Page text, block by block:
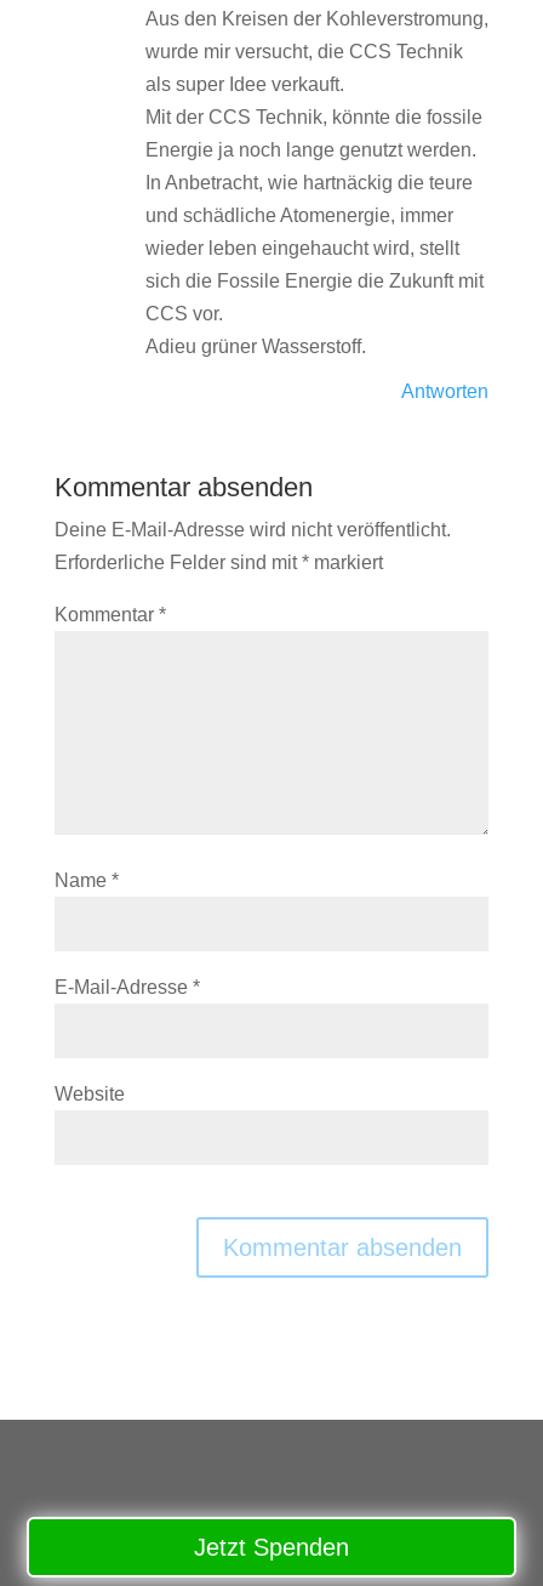
Aus den Kreisen der Kohleverstromung,
wurde mir versucht, die CCS Technik
als super Idee verkauft.
Mit der CCS Technik, könnte die fossile
Energie ja noch lange genutzt werden.
In Anbetracht, wie hartnäckig die teure
und schädliche Atomenergie, immer
wieder leben eingehaucht wird, stellt
sich die Fossile Energie die Zukunft mit
CCS vor.
Adieu grüner Wasserstoff.
Antworten
Kommentar absenden
Deine E-Mail-Adresse wird nicht veröffentlicht.
Erforderliche Felder sind mit*markiert
Kommentar *
Name *
E-Mail-Adresse *
Website
Jetzt Spenden